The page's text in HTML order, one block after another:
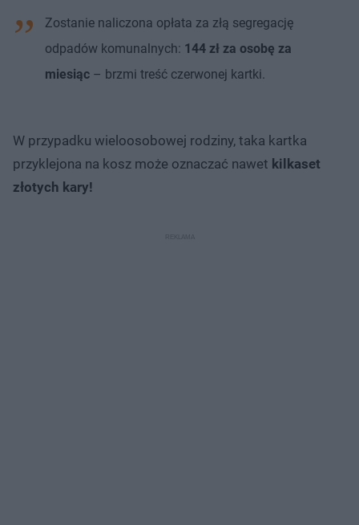
Zostanie naliczona opłata za złą segregację
odpadów komunalnych: 144 zł za osobę za
miesiąc – brzmi treść czerwonej kartki.
W przypadku wieloosobowej rodziny, taka kartka
przyklejona na kosz może oznaczać nawet kilkaset
złotych kary!